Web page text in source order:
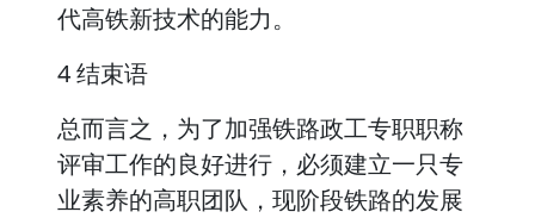
代高铁新技术的能力。
4 结束语
总而言之，为了加强铁路政工专职职称
评审工作的良好进行，必须建立一只专
业素养的高职团队，现阶段铁路的发展